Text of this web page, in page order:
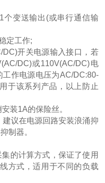
个变送输出(或串行通信输
定工作;
开关电源输入接口，若
DC)或110V(AC/DC)电
作电源电压为AC/DC:80-
于该系列产品，以上防止
装1A的保险丝。
议在电源回路安装浪涌抑
制器。
的计算方式，保证了使用
方式，适用于不同的负载